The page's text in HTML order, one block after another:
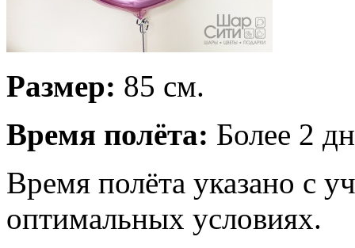
Размер: 85 см.
Время полёта: Более 2
Время полёта указано с
оптимальных условиях.